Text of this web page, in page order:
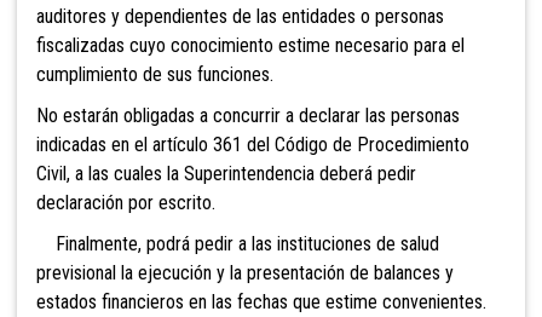
auditores y dependientes de las entidades o personas
fiscalizadas cuyo conocimiento estime necesario para el
cumplimiento de sus funciones.
No estarán obligadas a concurrir a declarar las personas
indicadas en el artículo 361 del Código de Procedimiento
Civil, a las cuales la Superintendencia deberá pedir
declaración por escrito.
Finalmente, podrá pedir a las instituciones de salud
previsional la ejecución y la presentación de balances y
estados financieros en las fechas que estime convenientes.